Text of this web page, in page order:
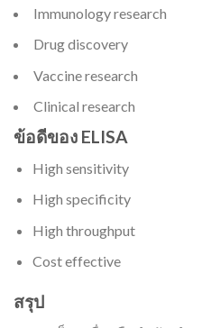
Immunology research
Drug discovery
Vaccine research
Clinical research
ข้อดีของ ELISA
High sensitivity
High specificity
High throughput
Cost effective
สรุป